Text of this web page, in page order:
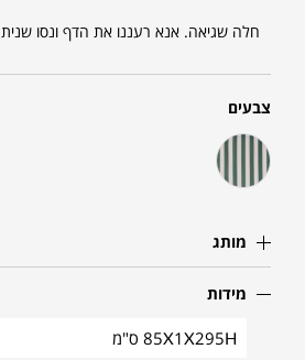
חלה שגיאה. אנא רעננו את הדף ונסו שנית
צבעים
מותג
מידות
85X1X295H ס"מ